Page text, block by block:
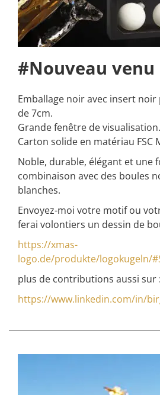
#Nouveau venu
Emballage noir avec insert
de 7cm.
Grande fenêtre de visualisation.
Carton solide en matériau FSC
Noble, durable, élégant et une
combinaison avec des boules
blanches.
Envoyez-moi votre motif ou
ferai volontiers un dessin de
https://xmas-
logo.de/produkte/logokugeln/
plus de contributions aussi sur :
https://www.linkedin.com/in/